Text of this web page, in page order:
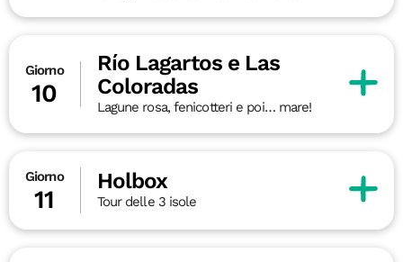
Giorno
10
Río Lagartos e Las
Coloradas
Lagune rosa, fenicotteri e poi… mare!
Giorno
11
Holbox
Tour delle 3 isole